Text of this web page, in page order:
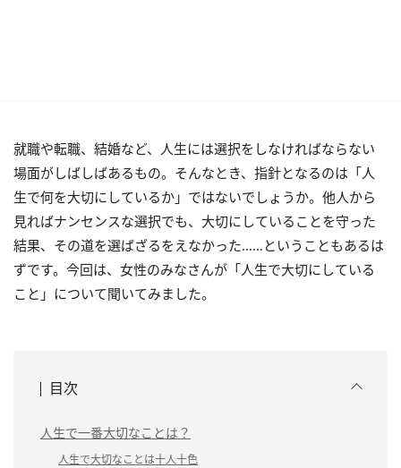
就職や転職、結婚など、人生には選択をしなければならない
場面がしばしばあるもの。そんなとき、指針となるのは「人
生で何を大切にしているか」ではないでしょうか。他人から
見ればナンセンスな選択でも、大切にしていることを守った
結果、その道を選ばざるをえなかった……ということもあるは
ずです。今回は、女性のみなさんが「人生で大切にしている
こと」について聞いてみました。
目次
人生で一番大切なことは？
人生で大切なことは十人十色